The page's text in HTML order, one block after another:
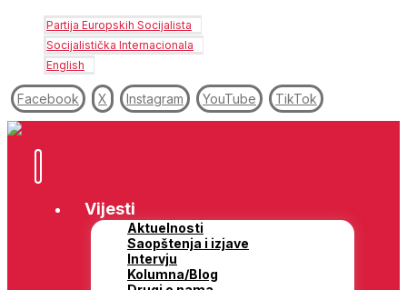
Partija Europskih Socijalista
Socijalistička Internacionala
English
Facebook X Instagram YouTube TikTok
Vijesti
Aktuelnosti
Saopštenja i izjave
Intervju
Kolumna/Blog